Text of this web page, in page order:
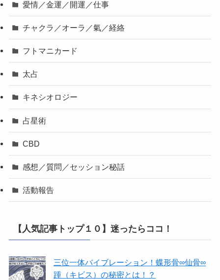
愛情／金運／開運／仕事
チャクラ／オーラ／氣／経絡
フトマニカード
太占
キネシオロジー
占星術
CBD
感想／質問／セッション秘話
活動報告
【人気記事トップ１０】迷ったらココ！
三位一体バイブレーション！蝶形骨∞仙骨∞
踵（キビス）の秘密とは！？